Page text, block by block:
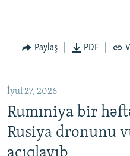
Paylaş PDF
İyul 27, 2026
Rumıniya bir
Rusiya dronunu